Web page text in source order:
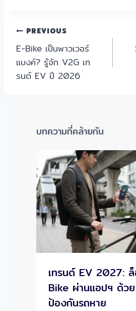
แนะแนว
เรื่อง
PREVIOUS
E-Bike เป็นพาวเวอร์
แบงค์? รู้จัก V2G เท
รนด์ EV ปี 2026
บทความที่คล้ายกัน
เทรนด์ EV 2027:
Bike ผ่านแอปฯ ด้ว
ป้องกันรถหาย